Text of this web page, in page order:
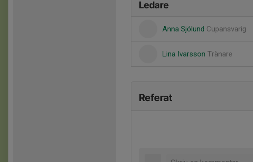
Ledare
Anna Sjölund Cupansvarig
Lina Ivarsson Tränare
Referat